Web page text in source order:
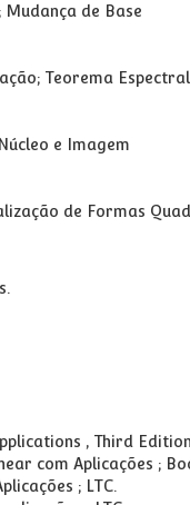
de Base
Teorema Espectral
e Imagem
de Formas
, Third
com Aplicações ;
; LTC.